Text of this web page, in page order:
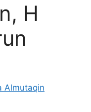
H
Almutaqin